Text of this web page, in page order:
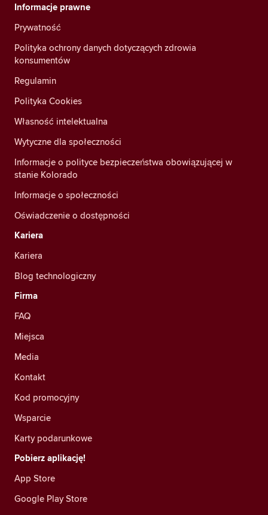
Informacje prawne
Prywatność
Polityka ochrony danych dotyczących zdrowia
konsumentów
Regulamin
Polityka Cookies
Własność intelektualna
Wytyczne dla społeczności
Informacje o polityce bezpieczeństwa obowiązującej w
stanie Kolorado
Informacje o społeczności
Oświadczenie o dostępności
Kariera
Kariera
Blog technologiczny
Firma
FAQ
Miejsca
Media
Kontakt
Kod promocyjny
Wsparcie
Karty podarunkowe
Pobierz aplikację!
App Store
Google Play Store